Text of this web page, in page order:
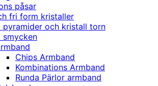
påsar
fri form kristaller
pyramider och kristall torn
smycken
Chips Armband
Kombinations Armband
Runda Pärlor armband